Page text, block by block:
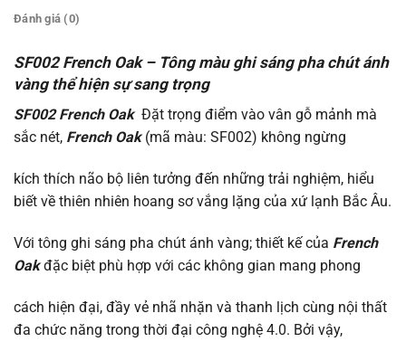
Đánh giá (0)
SF002 French Oak– Tông màu ghi sáng pha chút ánh
vàng thể hiện sự sang trọng
SF002 French Oak Đặt trọng điểm vào vân gỗ mảnh mà
sắc nét, French Oak(mã màu: SF002) không ngừng
kích thích não bộ liên tưởng đến những trải nghiệm, hiểu
biết về thiên nhiên hoang sơ vắng lặng của xứ lạnh Bắc Âu.
Với tông ghi sáng pha chút ánh vàng; thiết kế của French
Oakđặc biệt phù hợp với các không gian mang phong
cách hiện đại, đầy vẻ nhã nhặn và thanh lịch cùng nội thất
đa chức năng trong thời đại công nghệ 4.0. Bởi vậy,